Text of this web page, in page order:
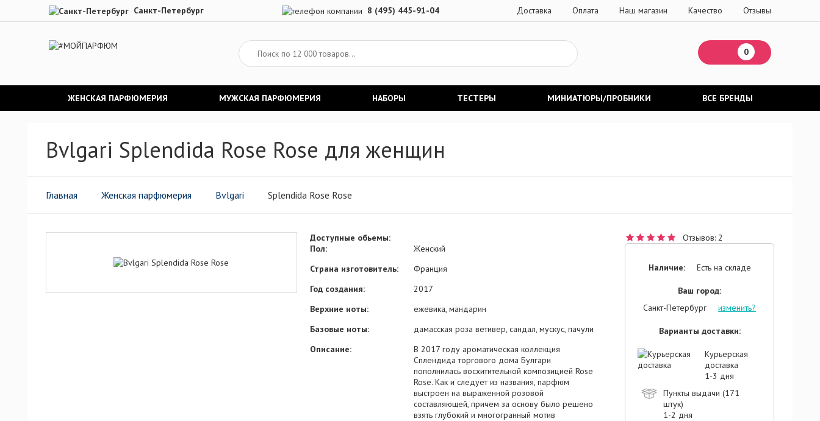
Санкт-Петербург 8 (495) 445-91-04 Доставка Оплата Наш магазин Качество Отзывы
0
ЖЕНСКАЯ ПАРФЮМЕРИЯ МУЖСКАЯ ПАРФЮМЕРИЯ НАБОРЫ ТЕСТЕРЫ МИНИАТЮРЫ/ПРОБНИКИ ВСЕ БРЕНДЫ
Bvlgari Splendida Rose Rose для женщин
Главная Женская парфюмерия Bvlgari Splendida Rose Rose
Доступные обьемы:
Пол:
Женский
Страна изготовитель:
Франция
Год создания:
2017
Верхние ноты:
ежевика, мандарин
Базовые ноты:
дамасская роза ветивер, сандал, мускус, пачули
Описание:
В 2017 году ароматическая коллекция
Сплендида торгового дома Булгари
пополнилась восхитительной композицией Rose
Rose. Как и следует из названия, парфюм
выстроен на выраженной розовой
составляющей, причем за основу было решено
взять глубокий и многогранный мотив
Отзывов: 2
Наличие: Есть на складе
Ваш город:
Санкт-Петербург
изменить?
Варианты доставки:
Курьерская
доставка
1-3 дня
Пункты выдачи (171
штук)
1-2 дня